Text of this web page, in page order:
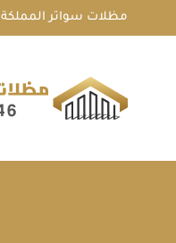
إلى
مظلات سواتر